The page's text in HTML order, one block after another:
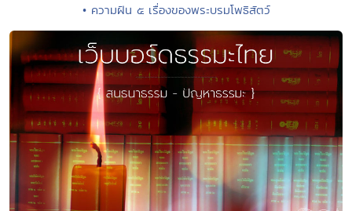
• ความฝัน ๕ เรื่องของพระบรมโพธิสัตว์